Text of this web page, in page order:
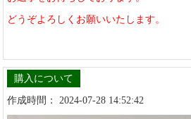
どうぞよろしくお願いいたします。
購入について
作成時間： 2024-07-28 14:52:42